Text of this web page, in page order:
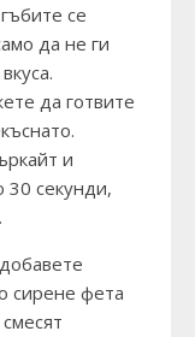
се
да не ги
да готвите
и
30 секунди,
сирене фета